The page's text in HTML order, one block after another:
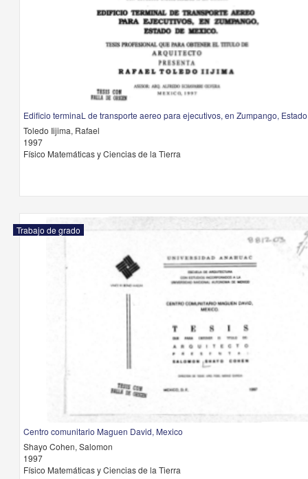
Edificio terminaL de transporte aereo para ejecutivos, en Zumpango,
Toledo Iijima, Rafael
1997
Físico Matemáticas y Ciencias de la Tierra
Trabajo de grado
Centro comunitario Maguen David, Mexico
Shayo Cohen, Salomon
1997
Físico Matemáticas y Ciencias de la Tierra